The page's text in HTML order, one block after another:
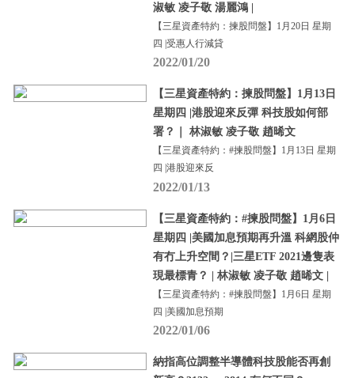
淑敏 凌子敬 湯麗鴻 |
【三星資產特約：揀股問盤】1月20日 星期
四 |受惠人行減貸
2022/01/20
【三星資產特約：揀股問盤】1月13日
星期四 |港股迎來反彈 科技股如何部
署？｜ 林淑敏 凌子敬 趙晞文
【三星資產特約：#揀股問盤】1月13日 星期
四 |港股迎來反
2022/01/13
【三星資產特約：#揀股問盤】1月6日
星期四 |美國加息預期再升溫 科網股仲
有冇上升空間？|三星ETF 2021邊隻表
現最標青？ | 林淑敏 凌子敬 趙晞文 |
【三星資產特約：#揀股問盤】1月6日 星期
四 |美國加息預期
2022/01/06
納指高位調整半導體科技股能否再創